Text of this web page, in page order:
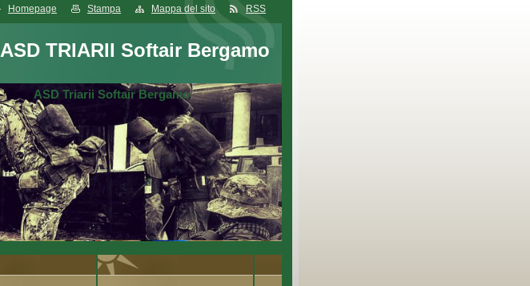
Homepage Stampa Mappa del sito RSS
ASD TRIARII Softair Bergamo
ASD Triarii Softair Bergamo